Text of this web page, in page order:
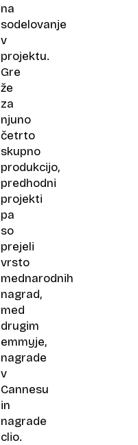
na
sodelovanje
v
projektu.
Gre
že
za
njuno
četrto
skupno
produkcijo,
predhodni
projekti
pa
so
prejeli
vrsto
mednarodnih
nagrad,
med
drugim
emmyje,
nagrade
v
Cannesu
in
nagrade
clio.